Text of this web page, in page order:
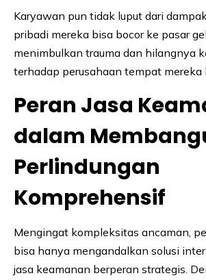
Karyawan pun tidak luput dari
pribadi mereka bisa bocor ke pasar
menimbulkan trauma dan hilangnya
terhadap perusahaan tempat mereka
Peran Jasa
dalam
Perlindungan
Komprehensif
Mengingat kompleksitas ancaman,
bisa hanya mengandalkan solusi
jasa keamanan berperan strategis.